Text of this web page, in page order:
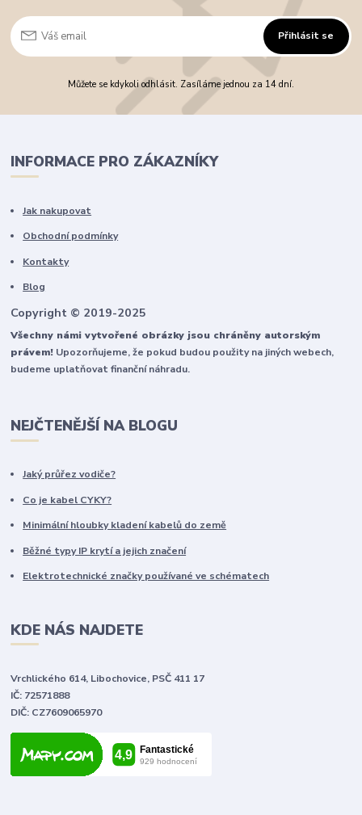
Přihlásit se
Můžete se kdykoli odhlásit. Zasíláme jednou za 14 dní.
INFORMACE PRO ZÁKAZNÍKY
Jak nakupovat
Obchodní podmínky
Kontakty
Blog
Copyright © 2019-2025
Všechny námi vytvořené obrázky jsou chráněny autorským
právem! Upozorňujeme, že pokud budou použity na jiných webech,
budeme uplatňovat finanční náhradu.
NEJČTENĚJŠÍ NA BLOGU
Jaký průřez vodiče?
Co je kabel CYKY?
Minimální hloubky kladení kabelů do země
Běžné typy IP krytí a jejich značení
Elektrotechnické značky používané ve schématech
KDE NÁS NAJDETE
Vrchlického 614, Libochovice, PSČ 411 17
IČ: 72571888
DIČ: CZ7609065970